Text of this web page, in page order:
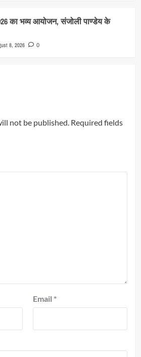
का भव्य आयोजन, संजोली पाण्डेय के
8, 2026 0
not be published. Required fields
Email *